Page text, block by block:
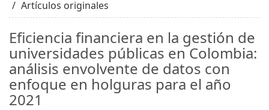
Artículos originales
Eficiencia financiera en la gestión de
universidades públicas en Colombia:
análisis envolvente de datos con
enfoque en holguras para el año
2021